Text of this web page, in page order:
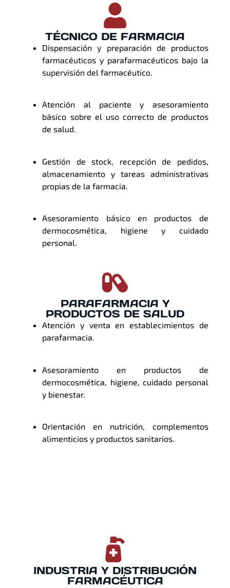
TÉCNICO DE FARMACIA
Dispensación y preparación de productos
farmacéuticos y parafarmacéuticos bajo la
supervisión del farmacéutico.
Atención al paciente y asesoramiento
básico sobre el uso correcto de productos
de salud.
Gestión de stock, recepción de pedidos,
almacenamiento y tareas administrativas
propias de la farmacia.
Asesoramiento básico en productos de
dermocosmética, higiene y cuidado
personal.
PARAFARMACIA Y
PRODUCTOS DE SALUD
Atención y venta en establecimientos de
parafarmacia.
Asesoramiento en productos de
dermocosmética, higiene, cuidado personal
y bienestar.
Orientación en nutrición, complementos
alimenticios y productos sanitarios.
INDUSTRIA Y DISTRIBUCIÓN
FARMACÉUTICA